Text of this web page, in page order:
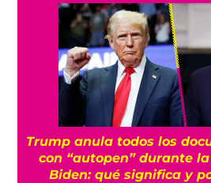
Trump anula todos los
con “autopen” durante
Biden: qué significa y